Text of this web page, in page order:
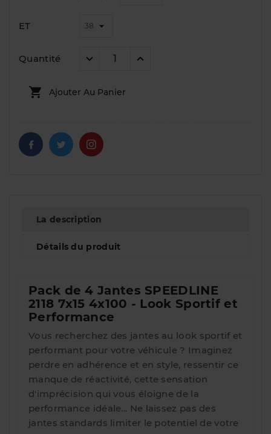
ET
Quantité
 Ajouter Au Panier
La description
Détails du produit
Pack de 4 Jantes SPEEDLINE
2118 7x15 4x100 - Look Sportif et
Performance
Vous recherchez des jantes au look sportif et
performant pour votre véhicule ? Imaginez
perdre en adhérence et en style, ressentir ce
manque de réactivité, cette sensation
d'imprécision qui vous éloigne de la
performance idéale... Ne laissez pas des
jantes standards limiter le potentiel de votre